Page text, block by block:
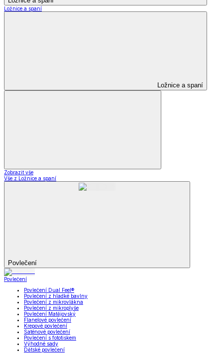
Ložnice a spaní
Ložnice a spaní
Zobrazit vše
Vše z Ložnice a spaní
Povlečení
Povlečení
Povlečení Dual Feel®
Povlečení z hladké bavlny
Povlečení z mikrovlákna
Povlečení z mikroplyše
Povlečení Matějovský
Flanelové povlečení
Krepové povlečení
Saténové povlečení
Povlečení s fototiskem
Výhodné sady
Dětské povlečení